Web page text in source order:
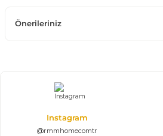
Önerileriniz
Instagram
@rmmhomecomtr